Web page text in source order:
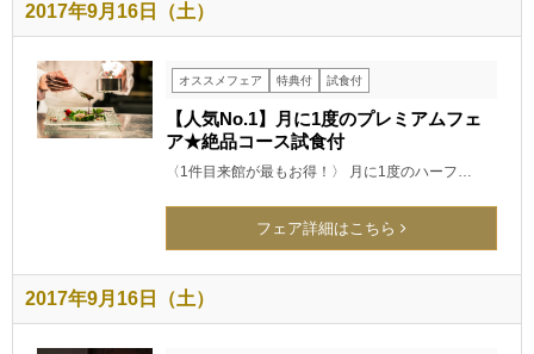
2017年9月16日（土）
オススメフェア 特典付 試食付
【人気No.1】月に1度のプレミアムフェ
ア★絶品コース試食付
〈1件目来館が最もお得！〉 月に1度のハーフ…
フェア詳細はこちら
2017年9月16日（土）